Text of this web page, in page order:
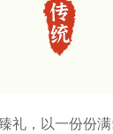
，以一份份